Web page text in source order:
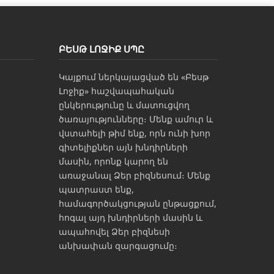
ԲԵՍԹ ԼՈՋԻՔ ՍՊԸ
Կայքում ներկայացված են «Բեսթ
Լոջիք» հաշվապահական
ընկերությունը և մատուցվող
ծառայությունները։ Մենք ամուր և
վստահելի թիմ ենք, որն ունի խոր
գիտելիքներ այն խնդիրների
մասին, որոնք կարող են
առաջանալ Ձեր բիզնեսում։ Մենք
պատրաստ ենք,
համագործակցության ընթացքում,
հոգալ այդ խնդիրների մասին և
ապահովել Ձեր բիզնեսի
անխափան զարգացումը։